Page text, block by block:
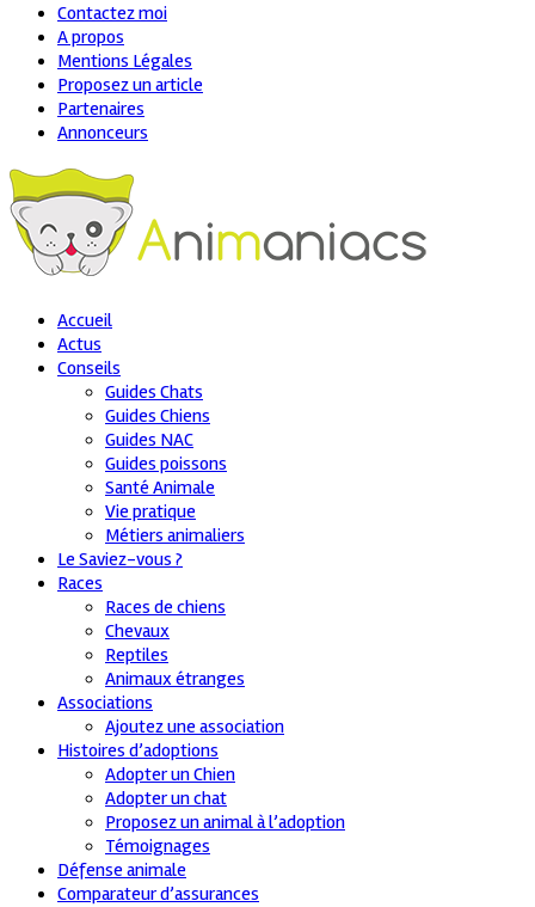
Contactez moi
A propos
Mentions Légales
Proposez un article
Partenaires
Annonceurs
Accueil
Actus
Conseils
Guides Chats
Guides Chiens
Guides NAC
Guides poissons
Santé Animale
Vie pratique
Métiers animaliers
Le Saviez-vous ?
Races
Races de chiens
Chevaux
Reptiles
Animaux étranges
Associations
Ajoutez une association
Histoires d’adoptions
Adopter un Chien
Adopter un chat
Proposez un animal à l’adoption
Témoignages
Défense animale
Comparateur d’assurances